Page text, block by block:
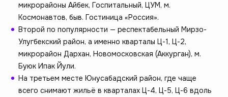
микрорайоны Айбек, Госпитальный, ЦУМ, м.
Космонавтов, быв. Гостиница «Россия».
Второй по популярности — респектабельный Мирзо-
Улугбекский район, а именно кварталы Ц-1, Ц-2,
микрорайон Дархан, Новомосковская (Аккурган), м.
Буюк Ипак Йули.
На третьем месте Юнусабадский район, где чаще
всего снимают жильё в кварталах Ц-4, Ц-5, Ц-6 вдоль